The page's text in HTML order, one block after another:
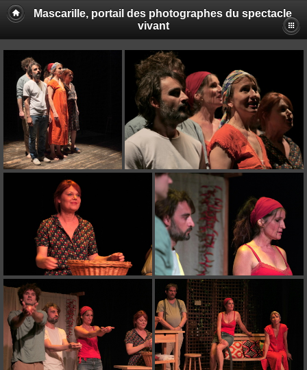
Mascarille, portail des photographes du spectacle
vivant